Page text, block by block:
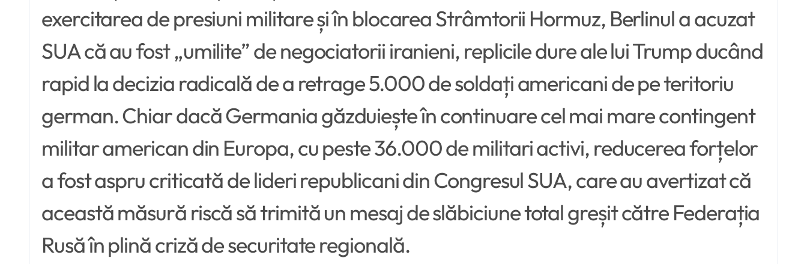
exercitarea de presiuni militare și în blocarea Strâmtorii Hormuz, Berlinul a acuzat
SUA că au fost „umilite” de negociatorii iranieni, replicile dure ale lui Trump ducând
rapid la decizia radicală de a retrage 5.000 de soldați americani de pe teritoriu
german. Chiar dacă Germania găzduiește în continuare cel mai mare contingent
militar american din Europa, cu peste 36.000 de militari activi, reducerea forțelor
a fost aspru criticată de lideri republicani din Congresul SUA, care au avertizat că
această măsură riscă să trimită un mesaj de slăbiciune total greșit către Federația
Rusă în plină criză de securitate regională.